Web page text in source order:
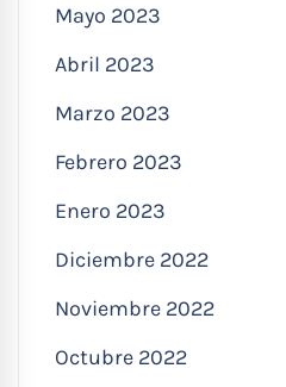
Mayo 2023
Abril 2023
Marzo 2023
Febrero 2023
Enero 2023
Diciembre 2022
Noviembre 2022
Octubre 2022